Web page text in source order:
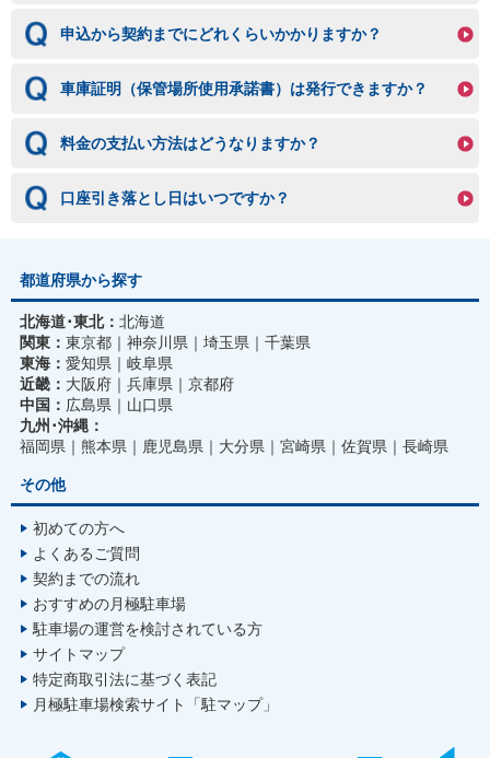
申込から契約までにどれくらいかかりますか？
車庫証明（保管場所使用承諾書）は発行できますか？
料金の支払い方法はどうなりますか？
口座引き落とし日はいつですか？
都道府県から探す
北海道･東北： 北海道
関東： 東京都 神奈川県 埼玉県
千葉県
東海： 愛知県
岐阜県
近畿： 大阪府 兵庫県
京都府
中国： 広島県
山口県
九州･沖縄：
福岡県
熊本県 鹿児島県 大分県 宮崎県 佐賀県
長崎県
その他
初めての方へ
よくあるご質問
契約までの流れ
おすすめの月極駐車場
駐車場の運営を検討されている方
サイトマップ
特定商取引法に基づく表記
月極駐車場検索サイト「駐マップ」